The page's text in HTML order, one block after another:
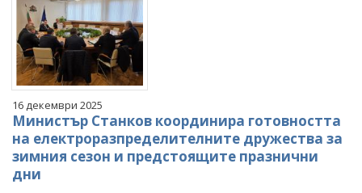
16 декември 2025
Министър Станков координира готовността
на електроразпределителните дружества за
зимния сезон и предстоящите празнични
дни